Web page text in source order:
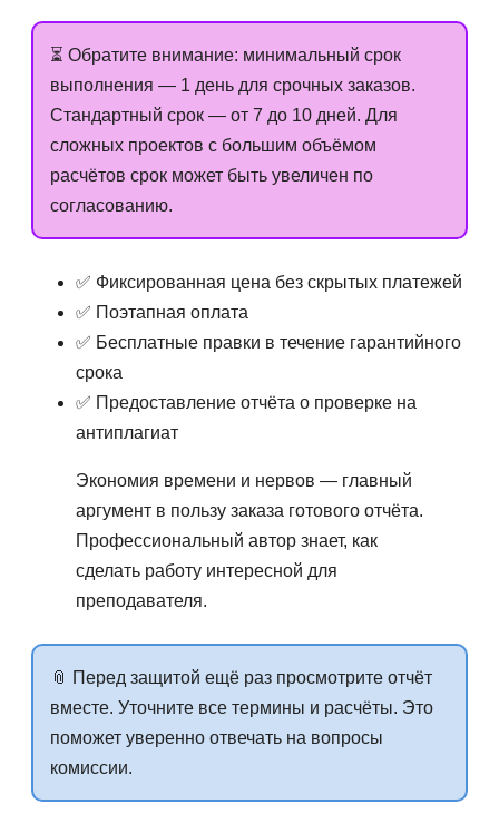
⏳ Обратите внимание: минимальный срок
выполнения — 1 день для срочных заказов.
Стандартный срок — от 7 до 10 дней. Для
сложных проектов с большим объёмом
расчётов срок может быть увеличен по
согласованию.
✅ Фиксированная цена без скрытых платежей
✅ Поэтапная оплата
✅ Бесплатные правки в течение гарантийного
срока
✅ Предоставление отчёта о проверке на
антиплагиат
Экономия времени и нервов — главный
аргумент в пользу заказа готового отчёта.
Профессиональный автор знает, как
сделать работу интересной для
преподавателя.
📎 Перед защитой ещё раз просмотрите отчёт
вместе. Уточните все термины и расчёты. Это
поможет уверенно отвечать на вопросы
комиссии.